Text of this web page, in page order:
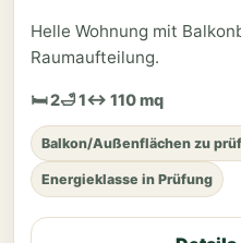
Helle Wohnung mit
Raumaufteilung.
🛏 2🛁 1↔ 110 mq
Balkon/Außenflächen zu
Energieklasse in Prüfung